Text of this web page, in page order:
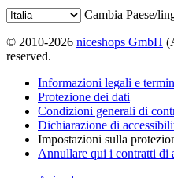
Cambia Paese/
© 2010-2026 niceshops GmbH
reserved.
Informazioni legali e
Protezione dei dati
Condizioni generali di
Dichiarazione di
Impostazioni sulla
Annullare qui i contratti di